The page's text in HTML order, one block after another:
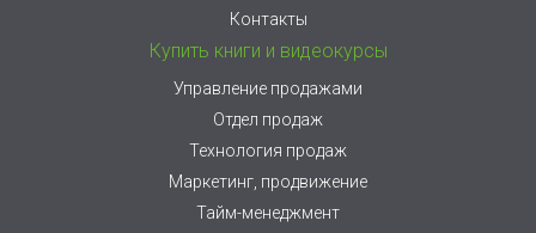
Контакты
Купить книги и видеокурсы
Управление продажами
Отдел продаж
Технология продаж
Маркетинг, продвижение
Тайм-менеджмент